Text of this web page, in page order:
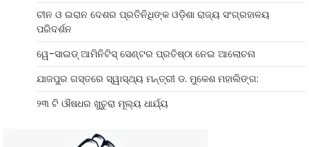
ଚୀନ ଓ ଇରାନ ଦେଶର ପ୍ରତିନିଧିଙ୍କ ଓଡ଼ିଶା ରାଜ୍ୟ ସଂଗ୍ରହାଳୟ
ପରିଦର୍ଶନ
ୱେ-ସାଇଡ୍‌ ଆମିନିଟିସ୍‌ ସେଣ୍ଟର ପ୍ରତିଷ୍ଠା ନେଇ ଆଲୋଚନା
ଯାଜପୁର ଗସ୍ତରେ ସ୍ୱାସ୍ଥ୍ୟ ମନ୍ତ୍ରୀ ଡ. ମୁକେଶ ମହାଲିଙ୍ଗ:
୨୩ ଟି ଔଷଧର ଖୁଚୁରା ମୂଲ୍ୟ ଧାର୍ଯ୍ୟ